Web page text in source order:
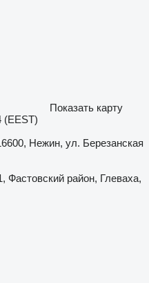
Показать карту
(EEST)
Нежин, ул. Березанская
Фастовский район, Глеваха,